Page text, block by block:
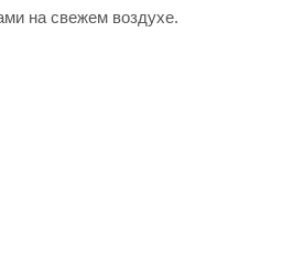
на свежем воздухе.